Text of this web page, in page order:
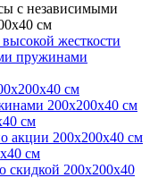
с независимыми
см
жесткости
пружинами
см
200х200х40 см
см
акции 200х200х40 см
см
скидкой 200х200х40